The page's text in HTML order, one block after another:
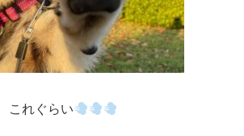
これぐらい